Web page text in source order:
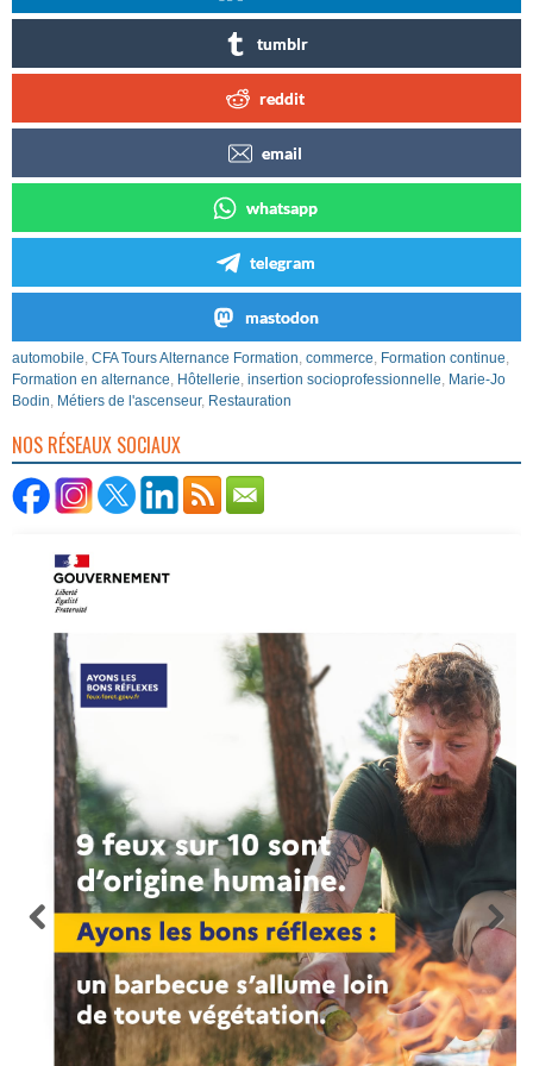
tumblr
reddit
email
whatsapp
telegram
mastodon
automobile CFA Tours Alternance Formation commerce Formation continue
Formation en alternance Hôtellerie insertion socioprofessionnelle Marie-Jo
Bodin Métiers de l'ascenseur, Restauration
NOS RÉSEAUX SOCIAUX